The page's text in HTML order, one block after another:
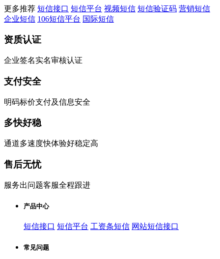
更多推荐 短信接口 短信平台 视频短信 短信验证码 营销短信
企业短信 106短信平台 国际短信
资质认证
企业签名实名审核认证
支付安全
明码标价支付及信息安全
多快好稳
通道多速度快体验好稳定高
售后无忧
服务出问题客服全程跟进
产品中心
短信接口 短信平台 工资条短信 网站短信接口
常见问题